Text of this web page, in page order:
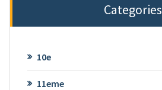
Categories
10e
11eme